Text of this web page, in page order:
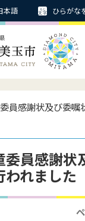
本語 ひらがな
員感謝状及び委嘱
委員感謝状
れました